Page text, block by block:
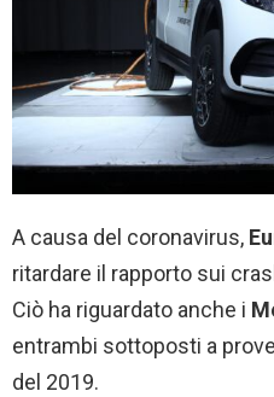
A causa del coronavirus,
ritardare il rapporto sui
Ciò ha riguardato anche i
entrambi sottoposti a
del 2019.